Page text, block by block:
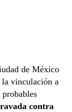
de México
vinculación a
contra